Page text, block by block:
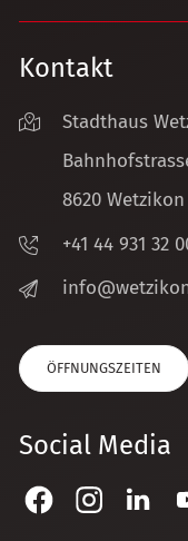
Kontakt
Stadthaus
8620 Wetzikon
+41 44 931 32
nf
w tz k
ÖFFNUNGSZEITEN
Social Media